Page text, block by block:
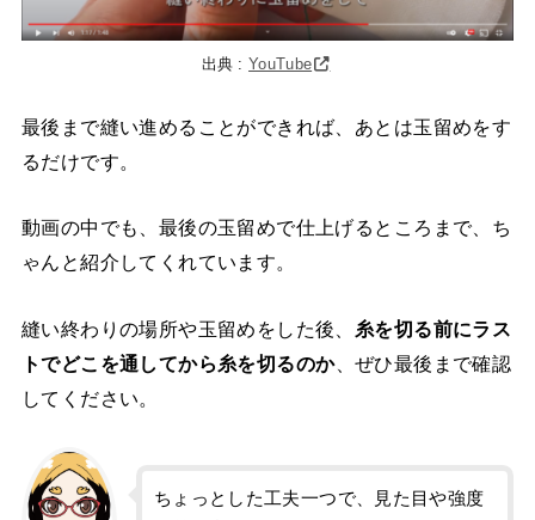
出典 :YouTube
最後まで縫い進めることができれば、あとは玉留めをす
るだけです。
動画の中でも、最後の玉留めで仕上げるところまで、ち
ゃんと紹介してくれています。
縫い終わりの場所や玉留めをした後、
糸を切る前にラス
トでどこを通してから糸を切るのか、ぜひ最後まで確認
してください。
ちょっとした工夫一つで、見た目や強度